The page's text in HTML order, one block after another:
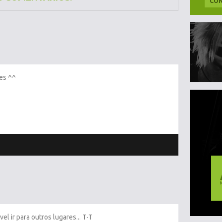
^^
ir para outros lugares... T-T